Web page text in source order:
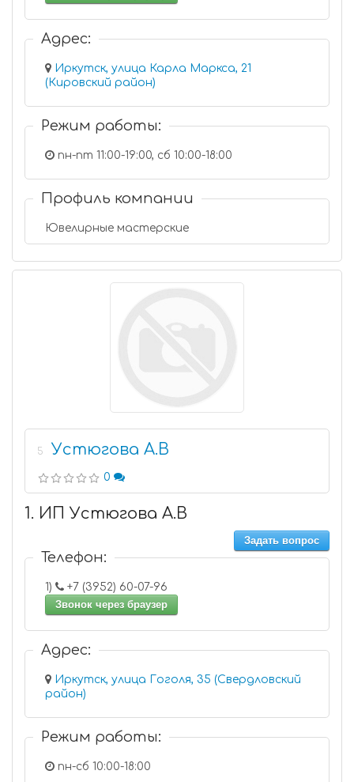
Адрес:
Иркутск, улица Карла Маркса, 21
(Кировский район)
Режим работы:
пн-пт 11:00-19:00, сб 10:00-18:00
Профиль компании
Ювелирные мастерские
5 Устюгова А.В
0
1. ИП Устюгова А.В
Задать вопрос
Телефон:
1)
+7 (3952) 60-07-96
Звонок через браузер
Адрес:
Иркутск, улица Гоголя, 35 (Свердловский
район)
Режим работы:
пн-сб 10:00-18:00